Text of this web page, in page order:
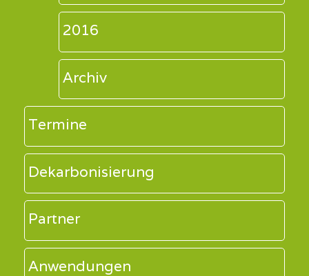
2016
Archiv
Termine
Dekarbonisierung
Partner
Anwendungen